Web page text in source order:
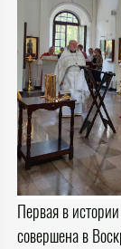
Первая в
совершена в